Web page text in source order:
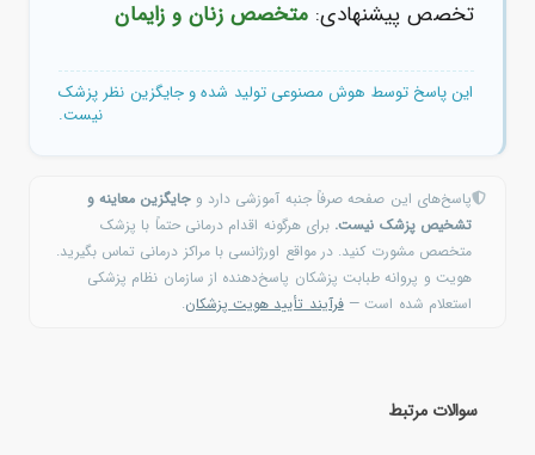
تخصص پیشنهادی: متخصص زنان و زایمان
این پاسخ توسط هوش مصنوعی تولید شده و جایگزین نظر پزشک
نیست.
پاسخ‌های این صفحه صرفاً جنبه آموزشی دارد وجایگزین معاینه و
تشخیص پزشک نیست. برای هرگونه اقدام درمانی حتماً با پزشک
متخصص مشورت کنید. در مواقع اورژانسی با مراکز درمانی تماس بگیرید.
هویت و پروانه طبابت پزشکان پاسخ‌دهنده از سازمان نظام پزشکی
استعلام شده است —فرآیند تأیید هویت پزشکان.
سوالات مرتبط